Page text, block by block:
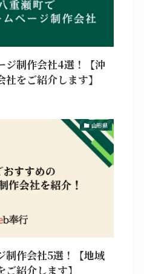
ジ制作会社4選！【沖
をご紹介します】
山形県
制作会社5選！【地域
紹介します】